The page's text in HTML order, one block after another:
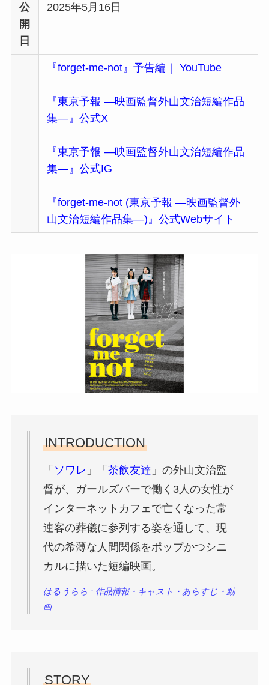
公
開
日
2025年5月16日
『forget-me-not』予告編｜ YouTube
『東京予報 ―映画監督外山文治短編作品
集―』公式X
『東京予報 ―映画監督外山文治短編作品
集―』公式IG
『forget-me-not (東京予報 ―映画監督外
山文治短編作品集―)』公式Webサイト
INTRODUCTION
「 ソワレ 」「 茶飲友達 」の外山文治監
督が、ガールズバーで働く3人の女性が
インターネットカフェで亡くなった常
連客の葬儀に参列する姿を通して、現
代の希薄な人間関係をポップかつシニ
カルに描いた短編映画。
はるうらら : 作品情報・キャスト・あらすじ・動
画
STORY